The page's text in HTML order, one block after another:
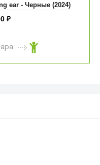
ear - Черные (2024)
₽